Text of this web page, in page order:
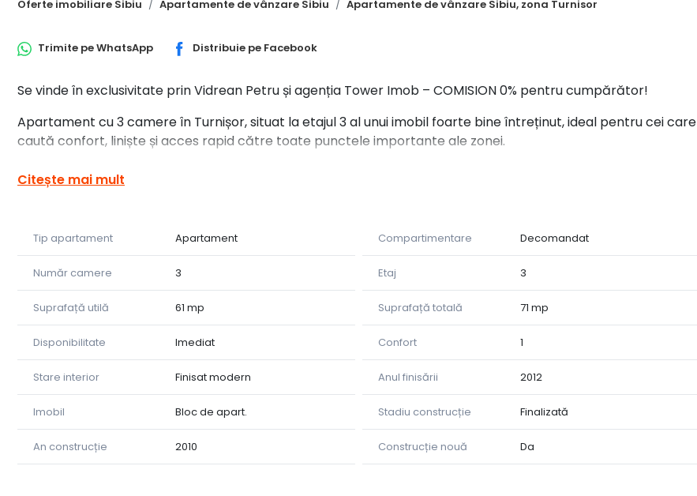
Oferte imobiliare Sibiu Apartamente de vânzare Sibiu Apartamente de vânzare Sibiu, zona Turnisor
Trimite peWhatsApp Distribuie pe Facebook
Se vinde în exclusivitate prin Vidrean Petru și agenția Tower Imob – COMISION 0% pentru cumpărător!
Apartament cu 3 camere în Turnișor, situat la etajul 3 al unui imobil foarte bine întreținut, ideal pentru cei care
caută confort, liniște și acces rapid către toate punctele importante ale zonei.
Suprafață totală: 71 mp
Balcon închis de 9 mp, perfect pentru relaxare, spațiu de birou sau depozitare suplimentară
Locuința este potrivită pentru o familie care își dorește un apartament aerisit, luminos și bine compartimentat,
într-un cartier liniștit și foarte căutat.
Vrei detalii sau o vizionare?
Sună acum la 0774 982 802 și programează o întâlnire!
Citește mai mult
Tip apartament Apartament Compartimentare Decomandat
Număr camere 3 Etaj 3
Suprafață utilă 61 mp Suprafață totală 71 mp
Disponibilitate Imediat Confort 1
Stare interior Finisat modern Anul finisării 2012
Imobil Bloc de apart. Stadiu construcție Finalizată
An construcție 2010 Construcție nouă Da